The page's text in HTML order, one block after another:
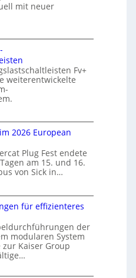
mit neuer
Fv+
weiterentwickelte
2026 European
Plug Fest endete
am 15. und 16.
von Sick in…
für effizienteres
der
modularen System
zur Kaiser Group